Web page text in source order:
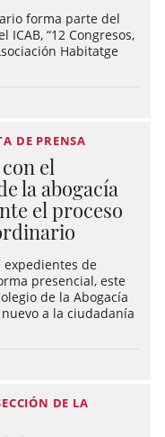
forma parte del
“12 Congresos,
Habitatge
DE PRENSA
el
la abogacía
el proceso
de
presencial, este
de la Abogacía
a la ciudadanía
DE LA